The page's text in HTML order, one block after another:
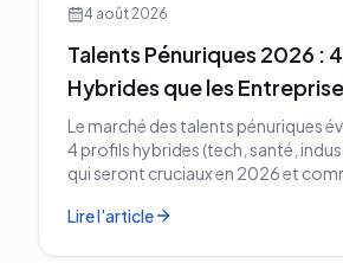
4 août 2026
Talents Pénuriques 2026 :
Hybrides que les
Le marché des talents pénuriques
4 profils hybrides (tech, santé,
qui seront cruciaux en 2026 et
Lire l'article